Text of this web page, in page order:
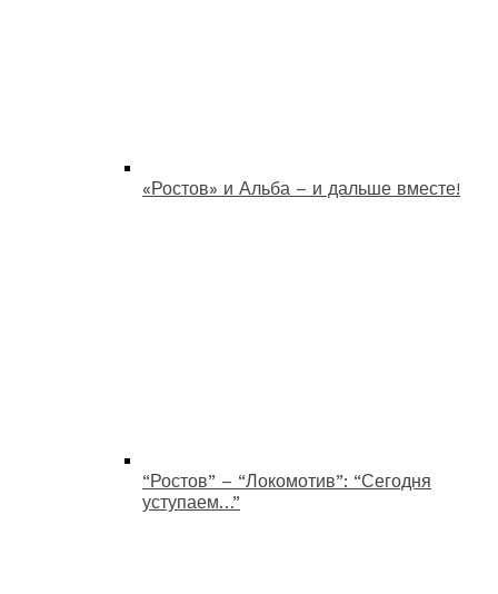
«Ростов» и Альба – и дальше вместе!
“Ростов” – “Локомотив”: “Сегодня
уступаем…”